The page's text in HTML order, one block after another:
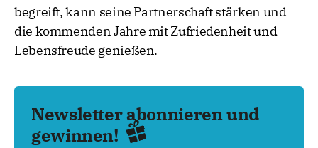
begreift, kann seine Partnerschaft stärken und
die kommenden Jahre mit Zufriedenheit und
Lebensfreude genießen.
Newsletter abonnieren und
gewinnen!